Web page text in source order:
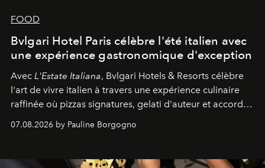
FOOD
Bvlgari Hotel Paris célèbre l'été italien avec
une expérience gastronomique d'exception
Avec L'Estate Italiana, Bvlgari Hotels & Resorts célèbre
l'art de vivre italien à travers une expérience culinaire
raffinée où pizzas signatures, gelati d'auteur et accords
d'exception composent un véritable voyage sensoriel.
07.08.2026 by Pauline Borgogno